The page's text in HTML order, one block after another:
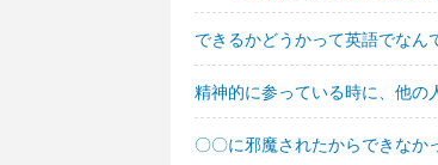
できるかどうかって英語でなん
精神的に参っている時に、他の
〇〇に邪魔されたからできなか